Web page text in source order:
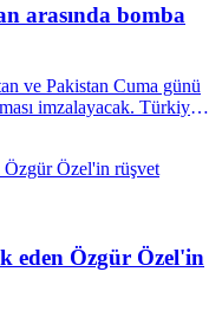
arasında bomba
ve Pakistan Cuma günü
imzalayacak. Türkiye,
ve Suudi Arabistan'ın
eden Özgür Özel'in